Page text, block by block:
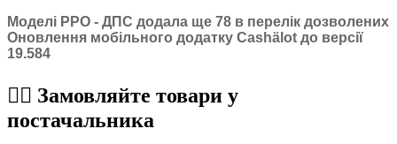
Моделі РРО - ДПС додала ще 78 в перелік дозволених
Оновлення мобільного додатку Cashӓlot до версії
19.584
☝🏻 Замовляйте товари у
постачальника